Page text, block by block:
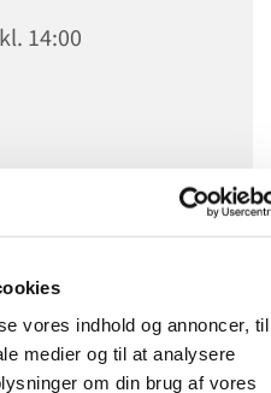
vores indhold og annoncer, til
medier og til at analysere
om din brug af vores
14:00
for alle, som kan
hvor nye venskaber
kage, oplever vi en
fra et stykke i
fra en